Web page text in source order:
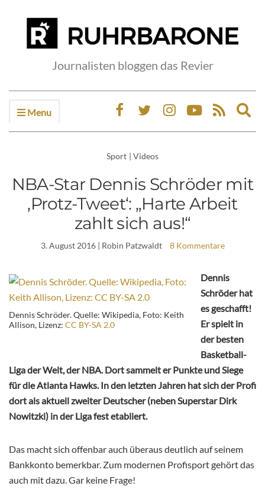
Journalisten bloggen das Revier
Menu
Sport | Videos
NBA-Star Dennis Schröder mit
‚Protz-Tweet‘: „Harte Arbeit
zahlt sich aus!“
3. August 2016| Robin Patzwaldt 8 Kommentare
Dennis Schröder. Quelle: Wikipedia, Foto: Keith
Allison, Lizenz: CC BY-SA 2.0
Dennis
Schröder hat
es geschafft!
Er spielt in
der besten
Basketball-
Liga der Welt, der NBA. Dort sammelt er Punkte und Siege
für die Atlanta Hawks. In den letzten Jahren hat sich der Profi
dort als aktuell zweiter Deutscher (neben Superstar Dirk
Nowitzki) in der Liga fest etabliert.
Das macht sich offenbar auch überaus deutlich auf seinem
Bankkonto bemerkbar. Zum modernen Profisport gehört das
auch mit dazu. Gar keine Frage!